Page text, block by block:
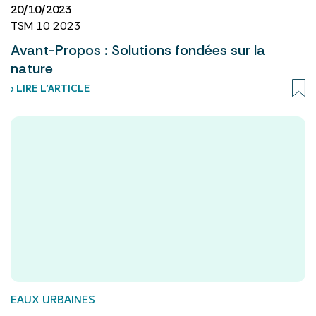
20/10/2023
TSM 10 2023
Avant-Propos : Solutions fondées sur la
nature
› LIRE L’ARTICLE
EAUX URBAINES